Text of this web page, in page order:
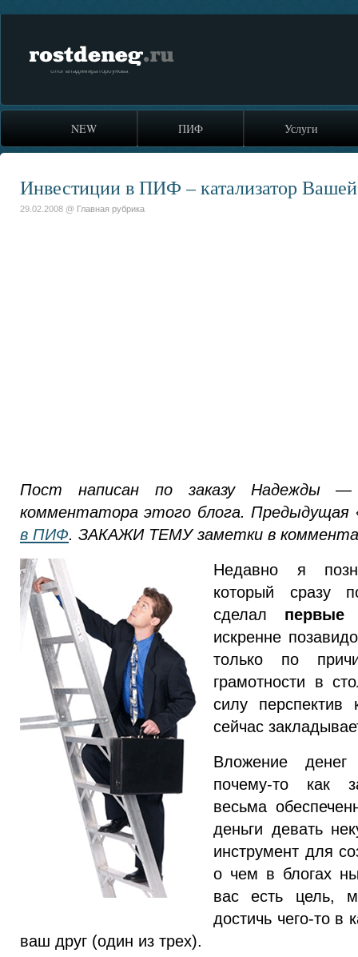
rostdeneg.ru
блог владимира горбунова
NEW ПИФ Услуги
Инвестиции в ПИФ – катализатор
29.02.2008 @ Главная рубрика
Пост написан по заказу Надежды —
комментатора этого блога. Предыдущая
в ПИФ. ЗАКАЖИ ТЕМУ заметки в
Недавно я
который сразу
сделал
искренне
только по
грамотности в
силу
сейчас
Вложение
почему-то как
весьма
деньги девать
инструмент для
о чем в блогах
вас есть цель,
достичь чего-то в
ваш друг (один из трех).